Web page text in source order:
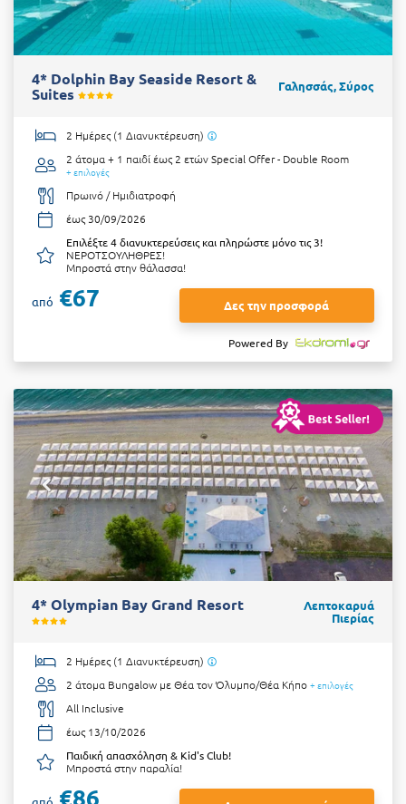
4* Dolphin Bay Seaside Resort &
Suites
Γαλησσάς, Σύρος
2 Ημέρες (1 Διανυκτέρευση)
2 άτομα + 1 παιδί έως 2 ετώνSpecial Offer - Double Room
+ επιλογές
Πρωινό / Ημιδιατροφή
έως 30/09/2026
Επιλέξτε 4 διανυκτερεύσεις και πληρώστε μόνο τις 3!
ΝΕΡΟΤΣΟΥΛΗΘΡΕΣ!
Μπροστά στην θάλασσα!
από €67 Δες την προσφορά
Powered By
4* Olympian Bay Grand Resort
Λεπτοκαρυά
Πιερίας
2 Ημέρες (1 Διανυκτέρευση)
2 άτομα Bungalow με Θέα τον Όλυμπο/Θέα Κήπο + επιλογές
All Inclusive
έως 13/10/2026
Παιδική απασχόληση & Kid's Club!
Μπροστά στην παραλία!
€86